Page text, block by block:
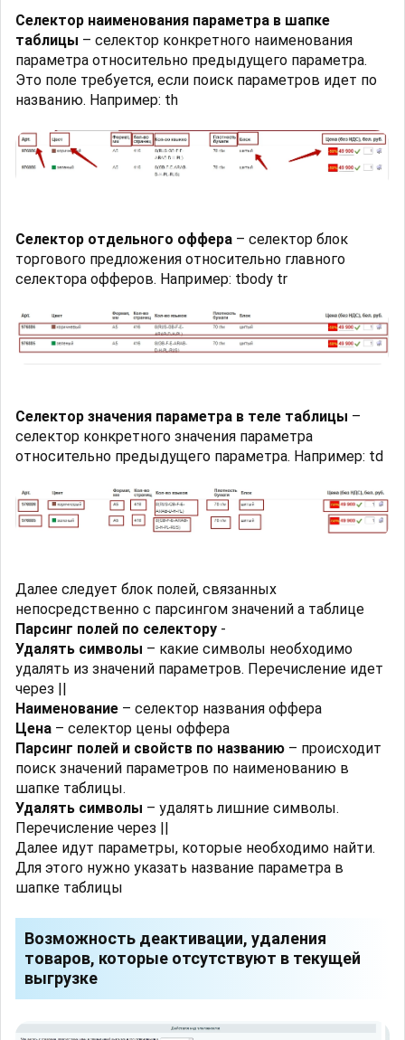
Селектор наименования параметра в шапке
таблицы – селектор конкретного наименования
параметра относительно предыдущего параметра.
Это поле требуется, если поиск параметров идет по
названию. Например: th
Селектор отдельного оффера – селектор блок
торгового предложения относительно главного
селектора офферов. Например: tbody tr
Селектор значения параметра в теле таблицы –
селектор конкретного значения параметра
относительно предыдущего параметра. Например: td
Далее следует блок полей, связанных
непосредственно с парсингом значений а таблице
Парсинг полей по селектору -
Удалять символы – какие символы необходимо
удалять из значений параметров. Перечисление идет
через ||
Наименование – селектор названия оффера
Цена – селектор цены оффера
Парсинг полей и свойств по названию – происходит
поиск значений параметров по наименованию в
шапке таблицы.
Удалять символы – удалять лишние символы.
Перечисление через ||
Далее идут параметры, которые необходимо найти.
Для этого нужно указать название параметра в
шапке таблицы
Возможность деактивации, удаления
товаров, которые отсутствуют в текущей
выгрузке